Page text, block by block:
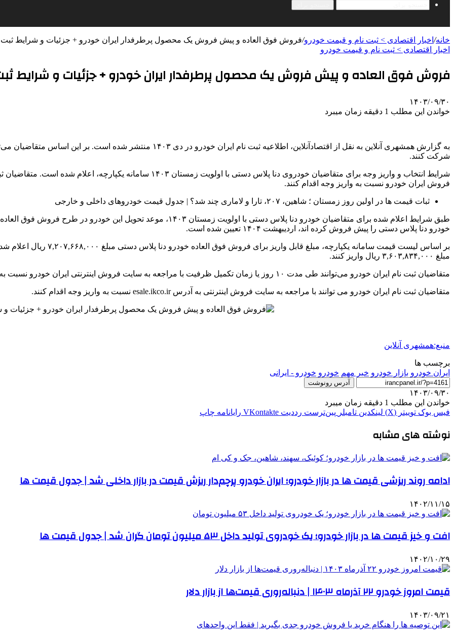
خانه/ اخبار اقتصادی > ثبت نام و قیمت خودرو/فروش فوق العاده و پیش فروش یک محصول پرطرفدار ایران خودرو + جزئیات و شرایط ثبت
اخبار اقتصادی > ثبت نام و قیمت خودرو
فروش فوق العاده و پیش فروش یک محصول پرطرفدار ایران خودرو + جزئیات و شرایط
۱۴۰۳/۰۹/۳۰
خواندن این مطلب 1 دقیقه زمان میبرد
شرکت کنند.
فروش ایران خودرو نسبت به واریز وجه اقدام کنند.
ثبات قیمت ‌ها در اولین روز زمستان ؛ شاهین، ۲۰۷، تارا و لاماری چند شد؟ | جدول قیمت خودروهای داخلی و خارجی
خودرو دنا پلاس دستی را پیش فروش کرده اند، اردیبهشت ۱۴۰۴ تعیین شده است.
بر اساس لیست قیمت سامانه
مبلغ ۳,۶۰۳,۸۳۴,۰۰۰ ریال واریز کنند.
متقاضیان ثبت نام ایران خودرو می‌توانند طی مدت ۱۰ روز یا زمان تکمیل ظرفیت با مراجعه به سایت فروش اینترنتی ایران خودرو نسبت به واریز وجه اقدام کنند.
متقاضیان ثبت نام ایران خودرو می توانند با مراجعه به سایت فروش اینترنتی به آدرس esale.ikco.ir نسبت به واریز وجه اقدام کنند.
منبع:همشهری آنلاین
برچسب ها
ايران خودرو بازار خودرو خبر مهم خودرو خودرو - ایرانی
آدرس رونوشت
۱۴۰۳/۰۹/۳۰
خواندن این مطلب 1 دقیقه زمان میبرد
فیس بوک توییتر (X) لینکدین ‫تامبلر ‫پین‌ترست ‫رددیت ‫VKontakte رایانامه چاپ
نوشته های مشابه
ادامه روند ریزشی قیمت ها در بازار خودرو؛ ایران خودرو پرچم‌دار ریزش قیمت در بازار داخلی شد | جدول قیمت ها
۱۴۰۲/۱۱/۱۵
افت و خیز قیمت ها در بازار خودرو؛ یک خودروی تولید داخل ۵۳ میلیون تومان گران شد | جدول قیمت ها
۱۴۰۲/۱۰/۲۹
قیمت امروز خودرو ۲۲ آذرماه ۱۴۰۳ | دنباله‌روری قیمت‌ها از بازار دلار
۱۴۰۳/۰۹/۲۱